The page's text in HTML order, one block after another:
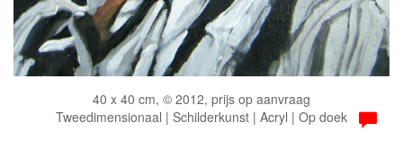
40 x 40 cm, © 2012, prijs op aanvraag
Tweedimensionaal | Schilderkunst | Acryl | Op doek